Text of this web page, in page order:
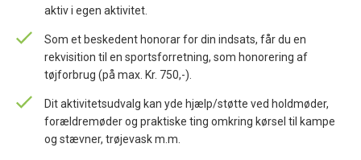
aktiv i egen aktivitet.
Som et beskedent honorar for din indsats, får du en
rekvisition til en sportsforretning, som honorering af
tøjforbrug (på max. Kr. 750,-).
Dit aktivitetsudvalg kan yde hjælp/støtte ved holdmøder,
forældremøder og praktiske ting omkring kørsel til kampe
og stævner, trøjevask m.m.